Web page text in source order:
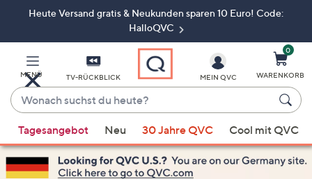
ZumHeute Versand gratis & Neukunden sparen 10 Euro! Code:
HalloQVC
MENÜ TV-RÜCKBLICK
Wonach
suchst
du
heute?
Vorschläge
verfügbar
sind,
MEIN QVC
0
WARENKORB
Tagesangebot Neu 30 Jahre QVC Cool mit QVC